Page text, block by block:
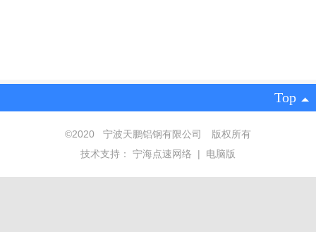
Top
©2020 宁波天鹏铝钢有限公司 版权所有
技术支持： 宁海点速网络 | 电脑版